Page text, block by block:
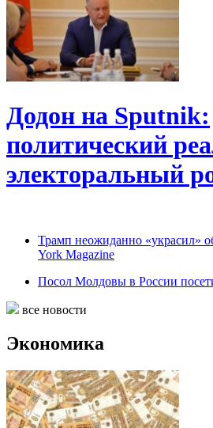
Додон на Sputnik:
политический
электоральный
Трамп неожиданно «украсил»
York Magazine
Посол Молдовы в России
все новости
Экономика